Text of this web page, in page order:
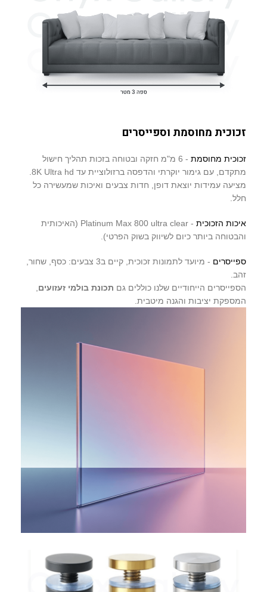
זכוכית מחוסמת וספייסרים
זכוכית מחוסמת
- 6 מ"מ חזקה ובטוחה בזכות תהליך חישול
מציעה עמידות יוצאת דופן, חדות צבעים ואיכות שמעשירה כל
חלל.
איכות הזכוכית
- Platinum Max 800 ultra clear (האיכותית
והבטוחה ביותר כיום לשיווק בשוק הפרטי).
ספייסרים
- מיועד לתמונות זכוכית, קיים ב3 צבעים: כסף, שחור,
זהב.
הספייסרים הייחודיים שלנו כוללים גם תכונת בולמי זעזועים
המספקת יציבות והגנה מיטבית.